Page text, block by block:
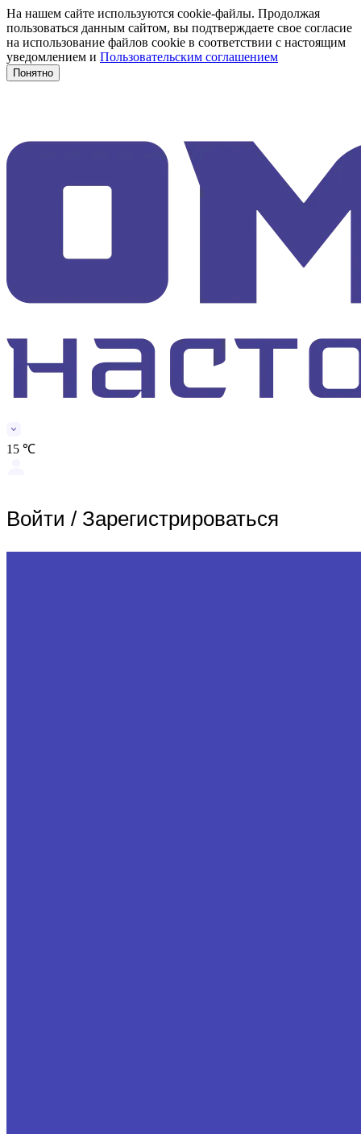
На нашем сайте используются cookie-файлы. Продолжая
пользоваться данным сайтом, вы подтверждаете свое согласие
на использование файлов cookie в соответствии с настоящим
уведомлением и Пользовательским соглашением
Понятно
15 ℃
Войти / Зарегистрироваться